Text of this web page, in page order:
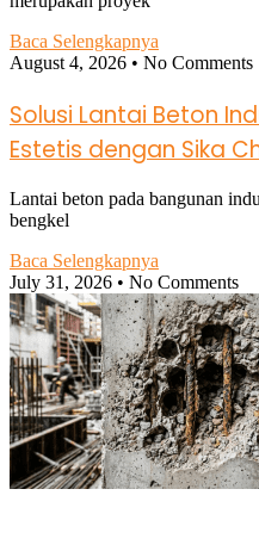
Baca Selengkapnya
August 4, 2026
No Comments
Solusi Lantai Beton
Estetis dengan Sika
Lantai beton pada bangunan
bengkel
Baca Selengkapnya
July 31, 2026
No Comments